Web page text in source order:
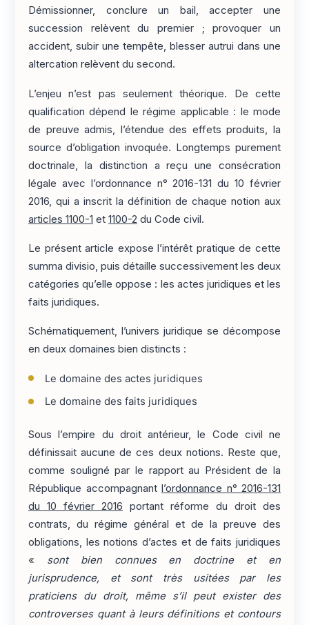
Démissionner, conclure un bail, accepter une
succession relèvent du premier ; provoquer un
accident, subir une tempête, blesser autrui dans une
altercation relèvent du second.
L’enjeu n’est pas seulement théorique. De cette
qualification dépend le régime applicable : le mode
de preuve admis, l’étendue des effets produits, la
source d’obligation invoquée. Longtemps purement
doctrinale, la distinction a reçu une consécration
légale avec l’ordonnance n° 2016-131 du 10 février
2016, qui a inscrit la définition de chaque notion aux
articles 1100-1 et 1100-2 du Code civil.
Le présent article expose l’intérêt pratique de cette
summa divisio, puis détaille successivement les deux
catégories qu’elle oppose : les actes juridiques et les
faits juridiques.
Schématiquement, l’univers juridique se décompose
en deux domaines bien distincts :
Le domaine des actes juridiques
Le domaine des faits juridiques
Sous l’empire du droit antérieur, le Code civil ne
définissait aucune de ces deux notions. Reste que,
comme souligné par le rapport au Président de la
République accompagnant l’ordonnance n° 2016-131
du 10 février 2016 portant réforme du droit des
contrats, du régime général et de la preuve des
obligations, les notions d’actes et de faits juridiques
« sont bien connues en doctrine et en
jurisprudence, et sont très usitées par les
praticiens du droit, même s’il peut exister des
controverses quant à leurs définitions et contours